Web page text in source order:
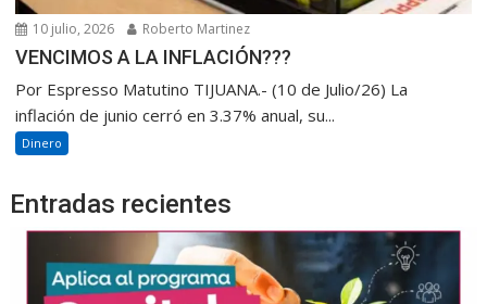
10 julio, 2026 Roberto Martinez
VENCIMOS A LA INFLACIÓN???
Por Espresso Matutino TIJUANA.- (10 de Julio/26) La
inflación de junio cerró en 3.37% anual, su...
Dinero
Entradas recientes